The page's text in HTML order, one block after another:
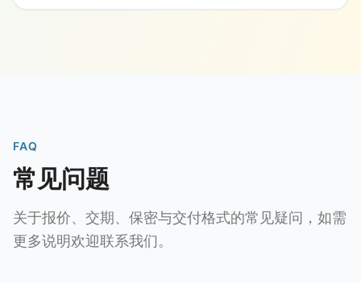
FAQ
常见问题
关于报价、交期、保密与交付格式的常见疑问，如需
更多说明欢迎联系我们。